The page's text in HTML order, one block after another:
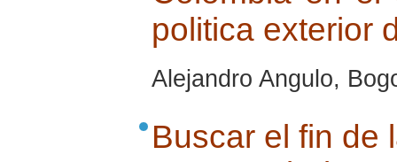
politica exterior
Alejandro Angulo,
Buscar el fin de